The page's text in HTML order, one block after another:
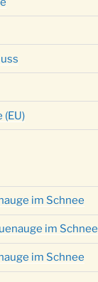
im Schnee
im Schnee
im Schnee